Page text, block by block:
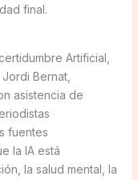
final.
Artificial,
Bernat,
asistencia de
fuentes
la IA está
la salud mental, la